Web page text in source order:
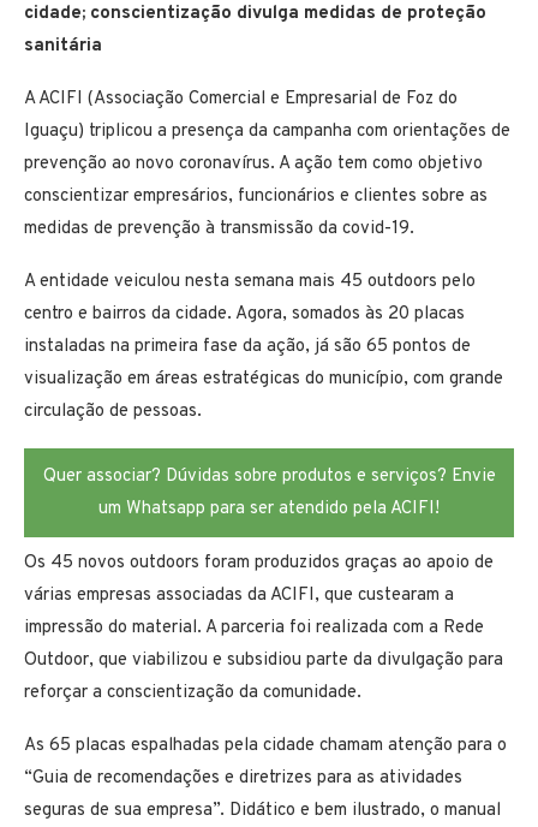
cidade; conscientização divulga medidas de proteção
sanitária
A ACIFI (Associação Comercial e Empresarial de Foz do
Iguaçu) triplicou a presença da campanha com orientações de
prevenção ao novo coronavírus. A ação tem como objetivo
conscientizar empresários, funcionários e clientes sobre as
medidas de prevenção à transmissão da covid-19.
A entidade veiculou nesta semana mais 45 outdoors pelo
centro e bairros da cidade. Agora, somados às 20 placas
instaladas na primeira fase da ação, já são 65 pontos de
visualização em áreas estratégicas do município, com grande
circulação de pessoas.
Quer associar? Dúvidas sobre produtos e serviços? Envie
um Whatsapp para ser atendido pela ACIFI!
Os 45 novos outdoors foram produzidos graças ao apoio de
várias empresas associadas da ACIFI, que custearam a
impressão do material. A parceria foi realizada com a Rede
Outdoor, que viabilizou e subsidiou parte da divulgação para
reforçar a conscientização da comunidade.
As 65 placas espalhadas pela cidade chamam atenção para o
“Guia de recomendações e diretrizes para as atividades
seguras de sua empresa”. Didático e bem ilustrado, o manual